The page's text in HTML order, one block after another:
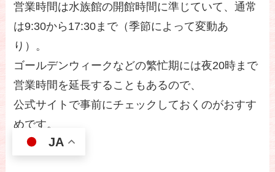
営業時間は水族館の開館時間に準じていて、通常
は9:30から17:30まで（季節によって変動あ
り）。
ゴールデンウィークなどの繁忙期には夜20時まで
営業時間を延長することもあるので、
公式サイトで事前にチェックしておくのがおすす
めです。
JA